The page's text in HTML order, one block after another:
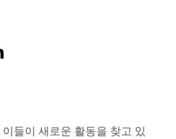
들이 새로운 활동을 찾고 있